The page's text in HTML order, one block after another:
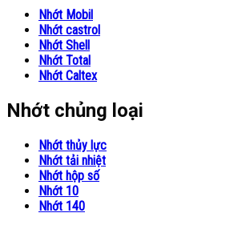
Nhớt Mobil
Nhớt castrol
Nhớt Shell
Nhớt Total
Nhớt Caltex
Nhớt chủng loại
Nhớt thủy lực
Nhớt tải nhiệt
Nhớt hộp số
Nhớt 10
Nhớt 140